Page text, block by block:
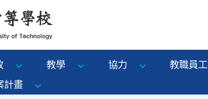
教學 協力 教職員工
計畫